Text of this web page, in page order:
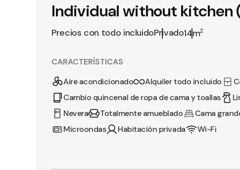
Individual without kitchen
Precios con todo incluidoPrivado14m2
CARACTERÍSTICAS
Aire acondicionado
Alquiler todo incluido
Cambio quincenal de ropa de cama y toallas
Nevera
Totalmente amueblado
Cama
Microondas
Habitación privada Wi-Fi